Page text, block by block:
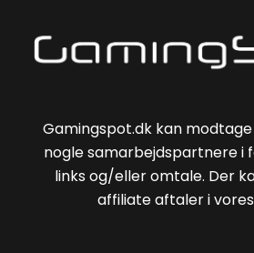
Gamingspot.dk kan
nogle samarbejdspartnere i
links og/eller omtale. Der
affiliate aftaler i